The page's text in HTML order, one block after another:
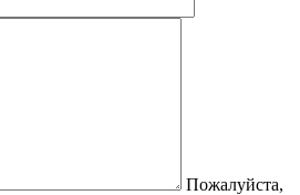
Пожалуйста,